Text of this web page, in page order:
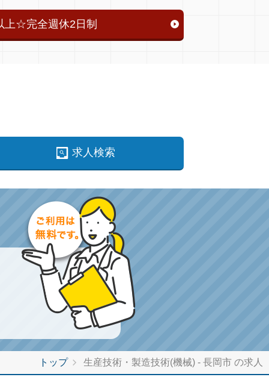
上☆完全週休2日制
求人検索
トップ 生産技術・製造技術(機械) - 長岡市 の求人